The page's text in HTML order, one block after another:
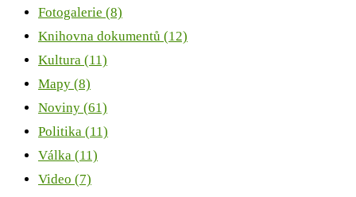
Fotogalerie (8)
Knihovna dokumentů (12)
Kultura (11)
Mapy (8)
Noviny (61)
Politika (11)
Válka (11)
Video (7)